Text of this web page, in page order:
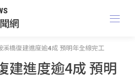
網
溪橋復建進度逾4成 預明年全線完工
建進度逾4成 預明